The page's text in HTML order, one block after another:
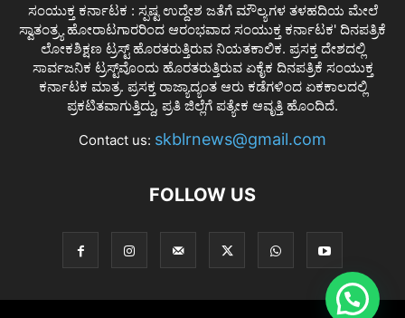
ಸಂಯುಕ್ತ ಕರ್ನಾಟಕ : ಸ್ಪಷ್ಟ ಉದ್ದೇಶ ಜತೆಗೆ ಮೌಲ್ಯಗಳ ತಳಹದಿಯ ಮೇಲೆ
ಸ್ವಾತಂತ್ರ್ಯ ಹೋರಾಟಗಾರರಿಂದ ಆರಂಭವಾದ ಸಂಯುಕ್ತ ಕರ್ನಾಟಕ' ದಿನಪತ್ರಿಕೆ
ಲೋಕಶಿಕ್ಷಣ ಟ್ರಸ್ಟ್ ಹೊರತರುತ್ತಿರುವ ನಿಯತಕಾಲಿಕ. ಪ್ರಸಕ್ತ ದೇಶದಲ್ಲಿ
ಸಾರ್ವಜನಿಕ ಟ್ರಸ್ಟ್‌ವೊಂದು ಹೊರತರುತ್ತಿರುವ ಏಕೈಕ ದಿನಪತ್ರಿಕೆ ಸಂಯುಕ್ತ
ಕರ್ನಾಟಕ ಮಾತ್ರ. ಪ್ರಸಕ್ತ ರಾಜ್ಯಾದ್ಯಂತ ಆರು ಕಡೆಗಳಿಂದ ಏಕಕಾಲದಲ್ಲಿ
ಪ್ರಕಟಿತವಾಗುತ್ತಿದ್ದು, ಪ್ರತಿ ಜಿಲ್ಲೆಗೆ ಪತ್ಯೇಕ ಆವೃತ್ತಿ ಹೊಂದಿದೆ.
Contact us: skblrnews@gmail.com
FOLLOW US